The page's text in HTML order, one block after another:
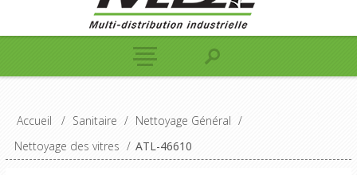
Accueil / Sanitaire / Nettoyage Général /
Nettoyage des vitres / ATL-46610